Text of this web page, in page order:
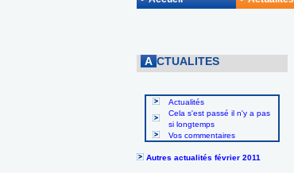
A CTUALITES
Actualités
Cela s'est passé il n'y a pas
si longtemps
Vos commentaires
Autres actualités février 2011